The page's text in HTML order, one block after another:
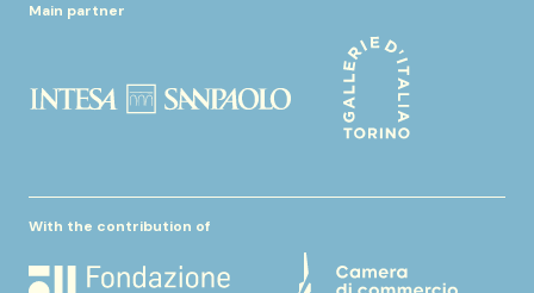
Main partner
With the contribution of